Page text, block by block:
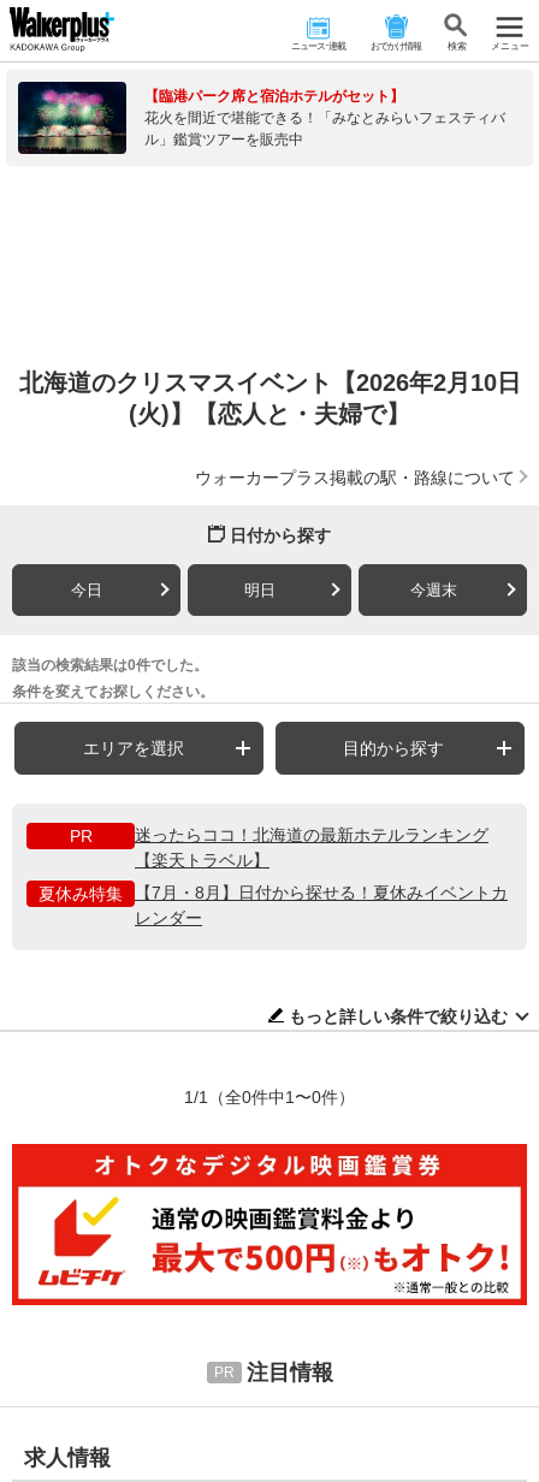
ニュース･連載 おでかけ情報 検 索 メニュー
【臨港パーク席と宿泊ホテルがセット】
花火を間近で堪能できる！「みなとみらいフェスティバ
ル」鑑賞ツアーを販売中
北海道のクリスマスイベント【2026年2月10日
(火)】【恋人と・夫婦で】
ウォーカープラス掲載の駅・路線について
日付から探す
今日 明日 今週末
該当の検索結果は0件でした。
条件を変えてお探しください。
エリアを選択 目的から探す
PR
迷ったらココ！北海道の最新ホテルランキング
【楽天トラベル】
夏休み特集
【7月・8月】日付から探せる！夏休みイベントカ
レンダー
もっと詳しい条件で絞り込む
1/1 （全0件中1〜0件）
注目情報
求人情報